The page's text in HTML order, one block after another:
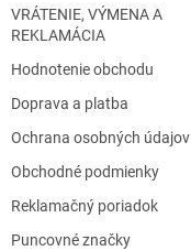
VRÁTENIE, VÝMENA A
REKLAMÁCIA
Hodnotenie obchodu
Doprava a platba
Ochrana osobných údajov
Obchodné podmienky
Reklamačný poriadok
Puncovné značky